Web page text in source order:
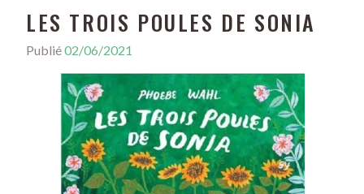
LES TROIS POULES DE SONIA
Publié02/06/2021